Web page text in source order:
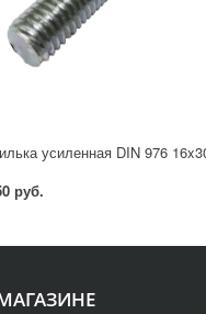
руб.